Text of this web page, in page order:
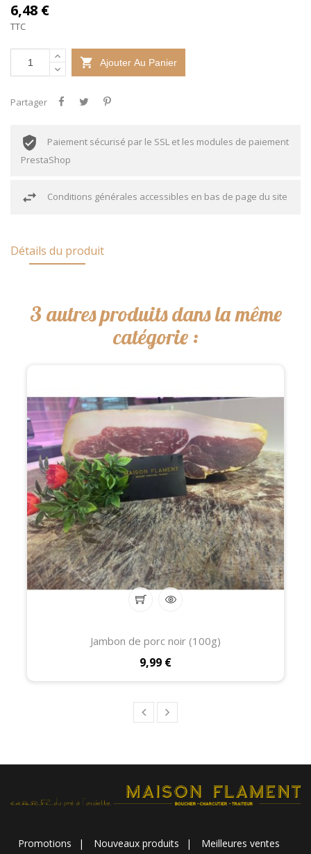
6,48 €
TTC
 Ajouter Au Panier
Partager
Paiement sécurisé par le SSL et les modules de paiement
PrestaShop
Conditions générales accessibles en bas de page du site
Détails du produit
3 autres produits dans la même
catégorie :
Jambon de porc noir (100g)
Prix
9,99 €
Promotions Nouveaux produits Meilleures ventes